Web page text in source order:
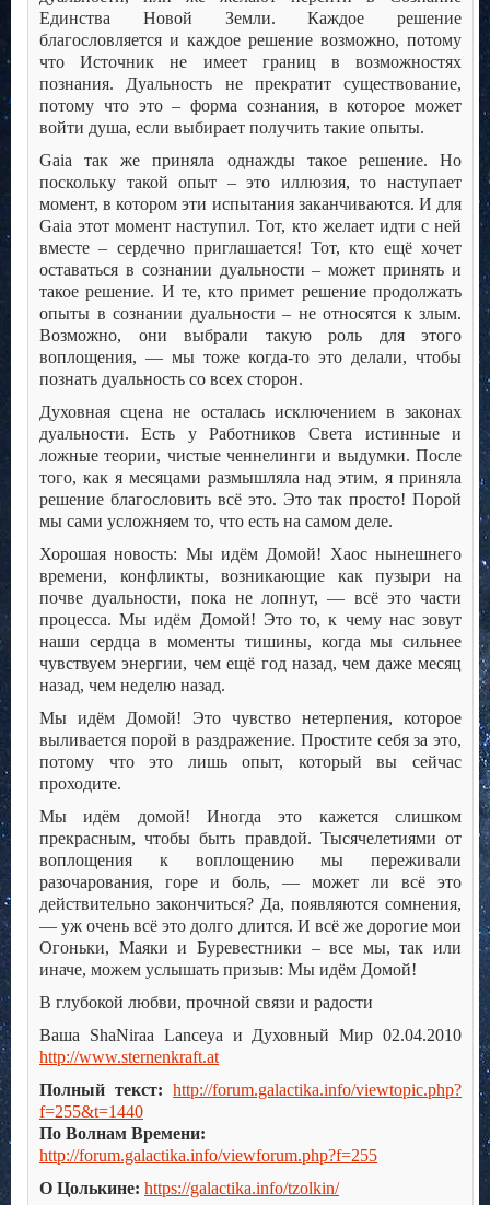
Единства Новой Земли. Каждое решение
благословляется и каждое решение возможно, потому
что Источник не имеет границ в возможностях
познания. Дуальность не прекратит существование,
потому что это – форма сознания, в которое может
войти душа, если выбирает получить такие опыты.
Gaia так же приняла однажды такое решение. Но
поскольку такой опыт – это иллюзия, то наступает
момент, в котором эти испытания заканчиваются. И для
Gaia этот момент наступил. Тот, кто желает идти с ней
вместе – сердечно приглашается! Тот, кто ещё хочет
оставаться в сознании дуальности – может принять и
такое решение. И те, кто примет решение продолжать
опыты в сознании дуальности – не относятся к злым.
Возможно, они выбрали такую роль для этого
воплощения, — мы тоже когда-то это делали, чтобы
познать дуальность со всех сторон.
Духовная сцена не осталась исключением в законах
дуальности. Есть у Работников Света истинные и
ложные теории, чистые ченнелинги и выдумки. После
того, как я месяцами размышляла над этим, я приняла
решение благословить всё это. Это так просто! Порой
мы сами усложняем то, что есть на самом деле.
Хорошая новость: Мы идём Домой! Хаос нынешнего
времени, конфликты, возникающие как пузыри на
почве дуальности, пока не лопнут, — всё это части
процесса. Мы идём Домой! Это то, к чему нас зовут
наши сердца в моменты тишины, когда мы сильнее
чувствуем энергии, чем ещё год назад, чем даже месяц
назад, чем неделю назад.
Мы идём Домой! Это чувство нетерпения, которое
выливается порой в раздражение. Простите себя за это,
потому что это лишь опыт, который вы сейчас
проходите.
Мы идём домой! Иногда это кажется слишком
прекрасным, чтобы быть правдой. Тысячелетиями от
воплощения к воплощению мы переживали
разочарования, горе и боль, — может ли всё это
действительно закончиться? Да, появляются сомнения,
— уж очень всё это долго длится. И всё же дорогие мои
Огоньки, Маяки и Буревестники – все мы, так или
иначе, можем услышать призыв: Мы идём Домой!
В глубокой любви, прочной связи и радости
Ваша ShaNiraa Lanceya и Духовный Мир 02.04.2010
http://www.sternenkraft.at
Полный текст: http://forum.galactika.info/viewtopic.php?
f=255&t=1440
По Волнам Времени:
http://forum.galactika.info/viewforum.php?f=255
О Цолькине: https://galactika.info/tzolkin/